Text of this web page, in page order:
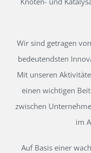
Wir sind getragen
bedeutendsten
Mit unseren
einen wichtigen
zwischen
im
Auf Basis einer